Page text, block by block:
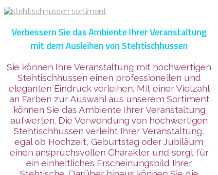
Verbessern Sie das Ambiente Ihrer Veranstaltung
mit dem Ausleihen von Stehtischhussen
Sie können Ihre Veranstaltung mit hochwertigen
Stehtischhussen einen professionellen und
eleganten Eindruck verleihen. Mit einer Vielzahl
an Farben zur Auswahl aus unserem Sortiment
können Sie das Ambiente Ihrer Veranstaltung
aufwerten. Die Verwendung von hochwertigen
Stehtischhussen verleiht Ihrer Veranstaltung,
egal ob Hochzeit, Geburtstag oder Jubiläum
einen anspruchsvollen Charakter und sorgt für
ein einheitliches Erscheinungsbild Ihrer